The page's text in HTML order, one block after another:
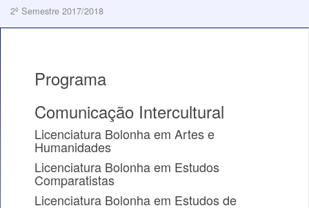
2º Semestre 2017/2018
Programa
Comunicação Intercultural
Licenciatura Bolonha em Artes e
Humanidades
Licenciatura Bolonha em Estudos
Comparatistas
Licenciatura Bolonha em Estudos de